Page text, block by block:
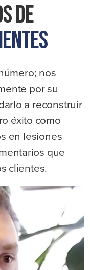
De
nos
por su
a reconstruir
éxito como
en lesiones
que
clientes.